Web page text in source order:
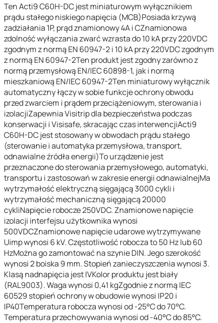
Ten Acti9 C60H-DC jest miniaturowym wyłącznikiem
prądu stałego niskiego napięcia (MCB)Posiada krzywą
zadziałania 1P, prąd znamionowy 4A i CZnamionowa
zdolność wyłączania zwarć wzrasta do 10 kA przy 220VDC
zgodnym z normą EN 60947-2 i 10 kA przy 220VDC zgodnym
z normą EN 60947-2Ten produkt jest zgodny zarówno z
normą przemysłową EN/IEC 60898-1, jak i normą
mieszkaniową EN/IEC 60947-2Ten miniaturowy wyłącznik
automatyczny łączy w sobie funkcje ochrony obwodu
przed zwarciem i prądem przeciążeniowym, sterowania i
izolacjiZapewnia Visitrip dla bezpieczeństwa podczas
konserwacji i Visisafe, skracając czas interwencjiActi9
C60H-DC jest stosowany w obwodach prądu stałego
(sterowanie i automatyka przemysłowa, transport,
odnawialne źródła energii)To urządzenie jest
przeznaczone do sterowania przemysłowego, automatyki,
transportu i zastosowań w zakresie energii odnawialnejMa
wytrzymałość elektryczną sięgającą 3000 cykli i
wytrzymałość mechaniczną sięgającą 20000
cykliNapięcie robocze 250VDC. Znamionowe napięcie
izolacji interfejsu użytkownika wynosi
500VDCZnamionowe napięcie udarowe wytrzymywane
Uimp wynosi 6 kV. Częstotliwość robocza to 50 Hz lub 60
HzMożna go zamontować na szynie DIN. Jego szerokość
wynosi 2 boiska 9 mm. Stopień zanieczyszczenia wynosi 3.
Klasą nadnapięcia jest IVKolor produktu jest biały
(RAL9003). Waga wynosi 0,41 kgZgodnie z normą IEC
60529 stopień ochrony w obudowie wynosi IP20 i
IP40Temperatura robocza wynosi od -25°C do 70°C.
Temperatura przechowywania wynosi od -40°C do 85°C.